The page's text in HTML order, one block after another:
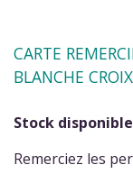
CARTE
BLANCHE
Stock
Remerciez les